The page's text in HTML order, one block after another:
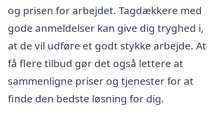
og prisen for arbejdet. Tagdækkere med
gode anmeldelser kan give dig tryghed i,
at de vil udføre et godt stykke arbejde. At
få flere tilbud gør det også lettere at
sammenligne priser og tjenester for at
finde den bedste løsning for dig.